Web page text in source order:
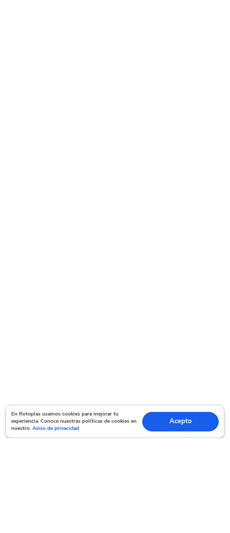
En Rotoplas usamos cookies para mejorar tu experiencia. Conoce nuestras políticas
de cookies en nuestro Aviso de privacidad Acepto
En Rotoplas usamos cookies para mejorar tu
experiencia. Conoce nuestras políticas de cookies en
nuestro Aviso de privacidad
Acepto